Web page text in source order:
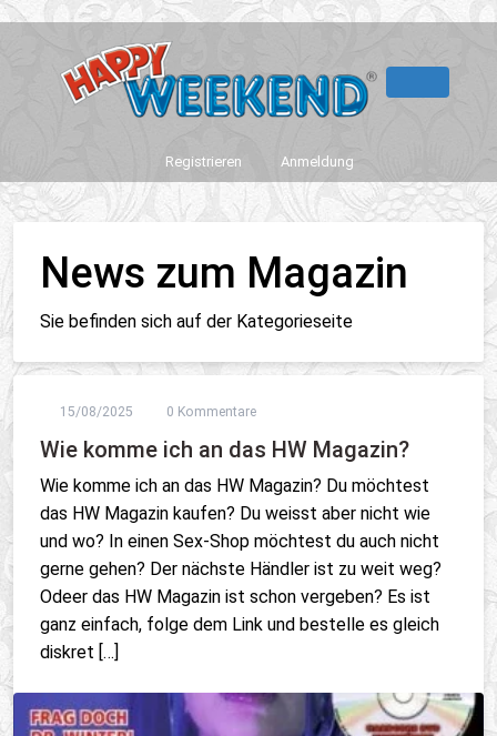
Registrieren Anmeldung
News zum Magazin
Sie befinden sich auf der Kategorieseite
15/08/2025 0 Kommentare
Wie komme ich an das HW Magazin?
Wie komme ich an das HW Magazin? Du möchtest
das HW Magazin kaufen? Du weisst aber nicht wie
und wo? In einen Sex-Shop möchtest du auch nicht
gerne gehen? Der nächste Händler ist zu weit weg?
Odeer das HW Magazin ist schon vergeben? Es ist
ganz einfach, folge dem Link und bestelle es gleich
diskret […]